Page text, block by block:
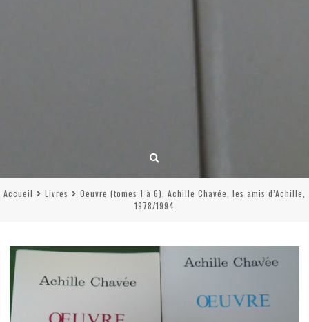
Accueil Livres
Oeuvre (tomes 1 à 6), Achille Chavée, les amis d’Achille,
1978/1994